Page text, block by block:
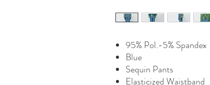
95% Pol.-5% Spandex
Blue
Sequin Pants
Elasticized Waistband